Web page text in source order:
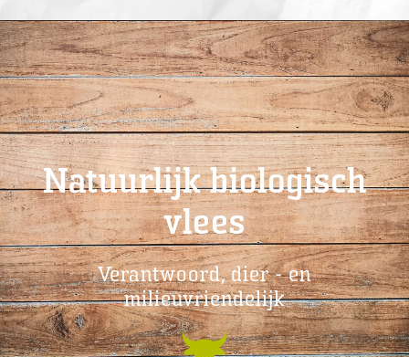
Natuurlijk biologisch
vlees
Verantwoord, dier - en
milieuvriendelijk